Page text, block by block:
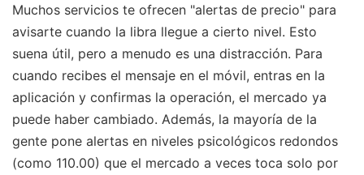
Muchos servicios te ofrecen "alertas de precio" para
avisarte cuando la libra llegue a cierto nivel. Esto
suena útil, pero a menudo es una distracción. Para
cuando recibes el mensaje en el móvil, entras en la
aplicación y confirmas la operación, el mercado ya
puede haber cambiado. Además, la mayoría de la
gente pone alertas en niveles psicológicos redondos
(como 110.00) que el mercado a veces toca solo por